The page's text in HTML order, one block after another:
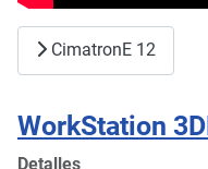
CimatronE 12
WorkStation
Detalles